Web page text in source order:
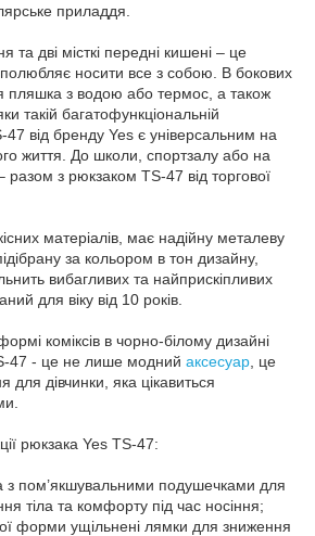
приладдя.
та дві місткі передні кишені – це
полюбляє носити все з собою. В бокових
пляшка з водою або термос, а також
такій багатофункціональній
47 від бренду Yes є універсальним на
життя. До школи, спортзалу або на
разом з рюкзаком TS-47 від торгової
матеріалів, має надійну металеву
за кольором в тон дизайну,
вибагливих та найприскіпливих
для віку від 10 років.
коміксів в чорно-білому дизайні
47 - це не лише модний аксесуар , це
для дівчинки, яка цікавиться
рюкзака Yes TS-47:
з пом’якшувальними подушечками для
тіла та комфорту під час носіння;
форми ущільнені лямки для зниження